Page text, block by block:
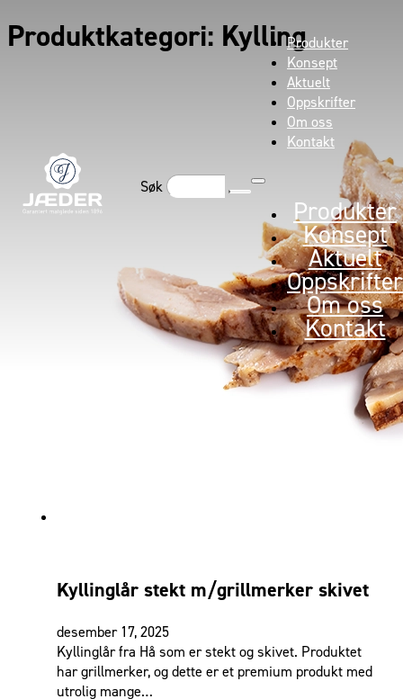
Søk
Produkter
Konsept
Aktuelt
Oppskrifter
Om oss
Kontakt
Produkter
Konsept
Aktuelt
Oppskrifter
Om oss
Kontakt
Produktkategori: Kylling
Kyllinglår stekt m/grillmerker skivet
desember 17, 2025
Kyllinglår fra Hå som er stekt og skivet. Produktet
har grillmerker, og dette er et premium produkt med
utrolig mange…